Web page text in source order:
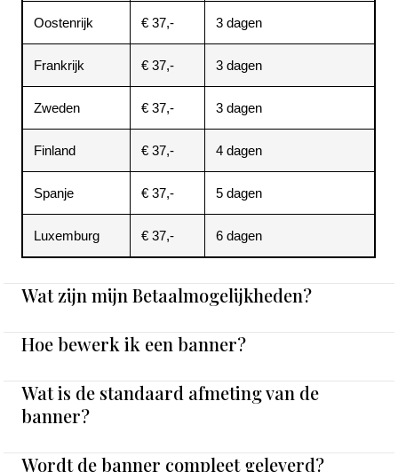
Oostenrijk € 37,- 3 dagen
Frankrijk € 37,- 3 dagen
Zweden € 37,- 3 dagen
Finland € 37,- 4 dagen
Spanje € 37,- 5 dagen
Luxemburg € 37,- 6 dagen
Wat zijn mijn Betaalmogelijkheden?
Hoe bewerk ik een banner?
Wat is de standaard afmeting van de
banner?
Wordt de banner compleet geleverd?